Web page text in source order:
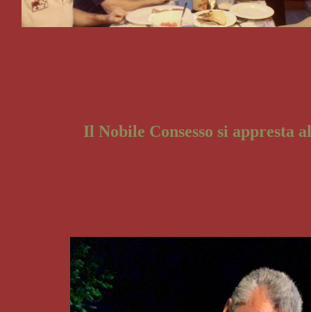
Il Nobile Consesso si appresta